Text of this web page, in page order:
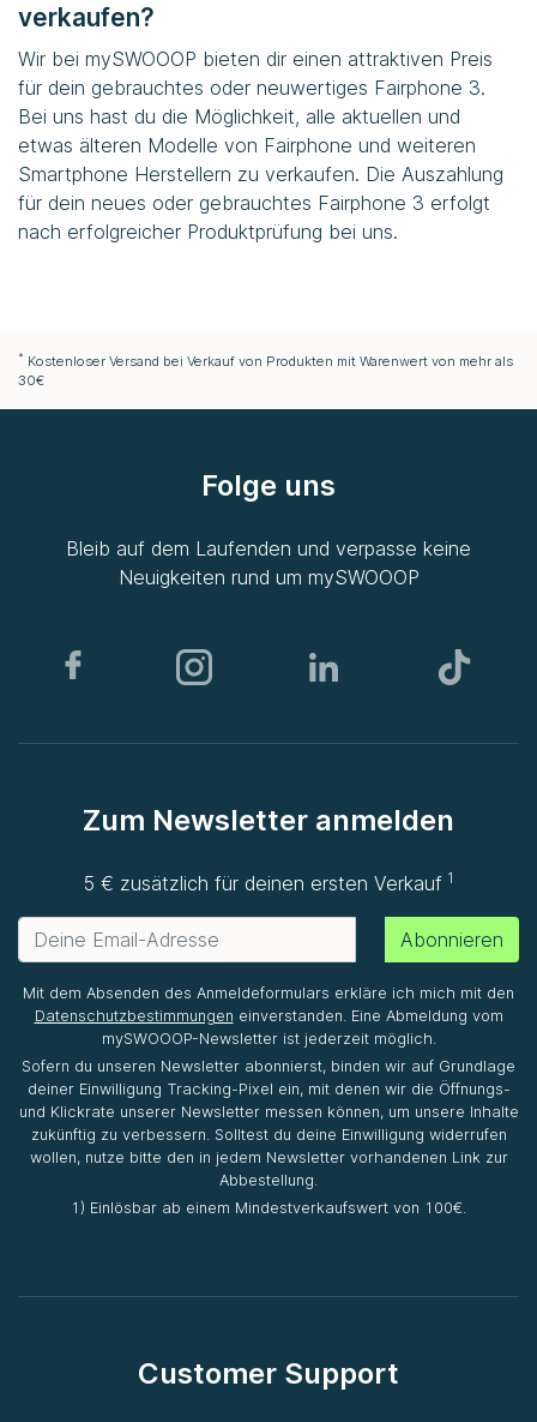
verkaufen?
Wir bei mySWOOOP bieten dir einen attraktiven Preis
für dein gebrauchtes oder neuwertiges Fairphone 3.
Bei uns hast du die Möglichkeit, alle aktuellen und
etwas älteren Modelle von Fairphone und weiteren
Smartphone Herstellern zu verkaufen. Die Auszahlung
für dein neues oder gebrauchtes Fairphone 3 erfolgt
nach erfolgreicher Produktprüfung bei uns.
* Kostenloser Versand bei Verkauf von Produkten mit Warenwert von mehr als
30€
Folge uns
Bleib auf dem Laufenden und verpasse keine
Neuigkeiten rund um mySWOOOP
Zum Newsletter anmelden
5 € zusätzlich für deinen ersten Verkauf1
Abonnieren
Mit dem Absenden des Anmeldeformulars erkläre ich mich mit den
Datenschutzbestimmungen einverstanden. Eine Abmeldung vom
mySWOOOP-Newsletter ist jederzeit möglich.
Sofern du unseren Newsletter abonnierst, binden wir auf Grundlage
deiner Einwilligung Tracking-Pixel ein, mit denen wir die Öffnungs-
und Klickrate unserer Newsletter messen können, um unsere Inhalte
zukünftig zu verbessern. Solltest du deine Einwilligung widerrufen
wollen, nutze bitte den in jedem Newsletter vorhandenen Link zur
Abbestellung.
1) Einlösbar ab einem Mindestverkaufswert von 100€.
Customer Support